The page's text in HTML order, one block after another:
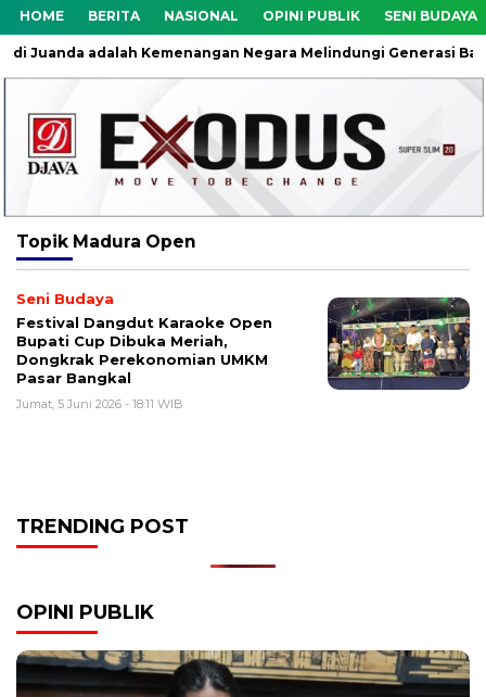
HOME BERITA NASIONAL OPINI PUBLIK SENI BUDAYA
adalah Kemenangan Negara Melindungi Generasi
Topik Madura Open
Seni Budaya
Festival Dangdut Karaoke Open
Bupati Cup Dibuka Meriah,
Dongkrak Perekonomian UMKM
Pasar Bangkal
Jumat, 5 Juni 2026 - 18:11 WIB
TRENDING POST
OPINI PUBLIK